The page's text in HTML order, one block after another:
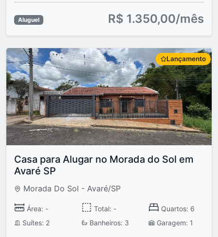
Aluguel R$ 1.350,00/mês
Lançamento
Casa para Alugar no Morada do Sol em
Avaré SP
Morada Do Sol - Avaré/SP
Área: - Total: -
Quartos: 6
Suítes: 2
Banheiros: 3 Garagem: 1